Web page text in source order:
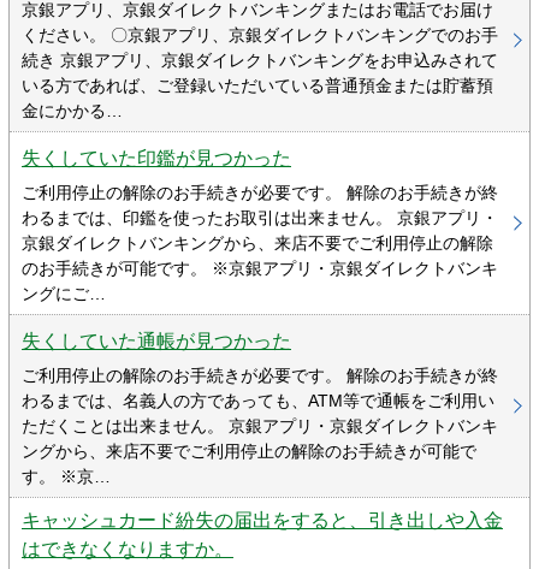
京銀アプリ、京銀ダイレクトバンキングまたはお電話でお届け
ください。 〇京銀アプリ、京銀ダイレクトバンキングでのお手
続き 京銀アプリ、京銀ダイレクトバンキングをお申込みされて
いる方であれば、ご登録いただいている普通預金または貯蓄預
金にかかる…
失くしていた印鑑が見つかった
ご利用停止の解除のお手続きが必要です。 解除のお手続きが終
わるまでは、印鑑を使ったお取引は出来ません。 京銀アプリ・
京銀ダイレクトバンキングから、来店不要でご利用停止の解除
のお手続きが可能です。 ※京銀アプリ・京銀ダイレクトバンキ
ングにご…
失くしていた通帳が見つかった
ご利用停止の解除のお手続きが必要です。 解除のお手続きが終
わるまでは、名義人の方であっても、ATM等で通帳をご利用い
ただくことは出来ません。 京銀アプリ・京銀ダイレクトバンキ
ングから、来店不要でご利用停止の解除のお手続きが可能で
す。 ※京…
キャッシュカード紛失の届出をすると、引き出しや入金
はできなくなりますか。